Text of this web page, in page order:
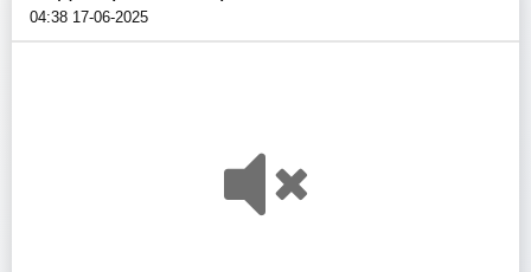
04:38 17-06-2025